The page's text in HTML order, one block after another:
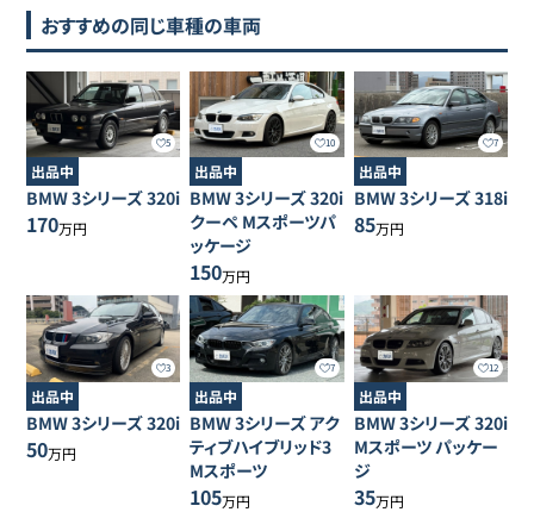
おすすめの同じ車種の車両
5
出品中
BMW3シリーズ320i
170万円
10
出品中
BMW3シリーズ320i
クーペ Mスポーツパ
ッケージ
150万円
7
出品中
BMW3シリーズ318i
85万円
3
出品中
BMW3シリーズ320i
50万円
7
出品中
BMW3シリーズアク
ティブハイブリッド3
Mスポーツ
105万円
12
出品中
BMW3シリーズ320i
Mスポーツ パッケー
ジ
35万円